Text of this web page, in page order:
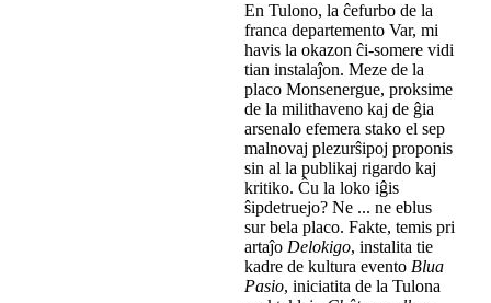
En Tulono, la ĉefurbo de la
franca departemento Var, mi
havis la okazon ĉi-somere vidi
tian instalaĵon. Meze de la
placo Monsenergue, proksime
de la milithaveno kaj de ĝia
arsenalo efemera stako el sep
malnovaj plezurŝipoj proponis
sin al la publikaj rigardo kaj
kritiko. Ĉu la loko iĝis
ŝipdetruejo? Ne ... ne eblus
sur bela placo. Fakte, temis pri
artaĵo Delokigo, instalita tie
kadre de kultura evento Blua
Pasio, iniciatita de la Tulona